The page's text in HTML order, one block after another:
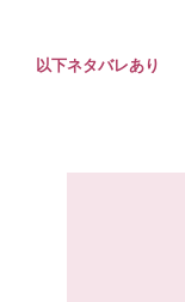
以下ネタバレあり